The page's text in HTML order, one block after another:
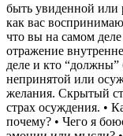
быть увиденной или
как вас
что вы на самом деле
отражение
деле и кто
непринятой или
желания. Скрытый
страх осуждения. •
почему? • Чего я